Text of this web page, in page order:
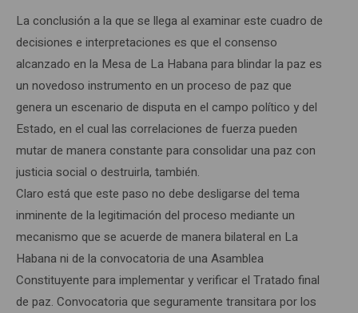
La conclusión a la que se llega al examinar este cuadro de
decisiones e interpretaciones es que el consenso
alcanzado en la Mesa de La Habana para blindar la paz es
un novedoso instrumento en un proceso de paz que
genera un escenario de disputa en el campo político y del
Estado, en el cual las correlaciones de fuerza pueden
mutar de manera constante para consolidar una paz con
justicia social o destruirla, también.
Claro está que este paso no debe desligarse del tema
inminente de la legitimación del proceso mediante un
mecanismo que se acuerde de manera bilateral en La
Habana ni de la convocatoria de una Asamblea
Constituyente para implementar y verificar el Tratado final
de paz. Convocatoria que seguramente transitara por los